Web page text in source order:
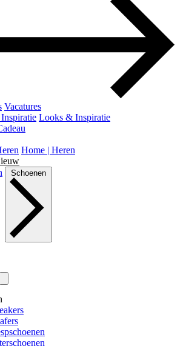
Vacatures
Looks & Inspiratie
Home | Heren
Schoenen